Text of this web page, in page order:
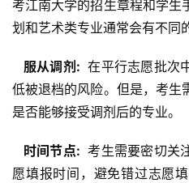
考江南大学的招生章程和学生
划和艺术类专业通常会有不同
  服从调剂:
在平行志愿批次
低被退档的风险。但是，考生
是否能够接受调剂后的专业。
  时间节点:
考生需要密切关
愿填报时间，避免错过志愿